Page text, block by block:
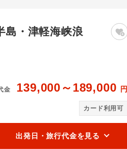
・津軽海峡浪
金 139,000～189,000 円
カード利用可
出発日・旅行代金を見る